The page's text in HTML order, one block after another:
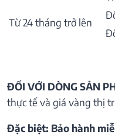
Từ 24 tháng trở lên
ĐỐI VỚI DÒNG SẢN
thực tế và giá vàng thị
Đặc biệt: Bảo hành